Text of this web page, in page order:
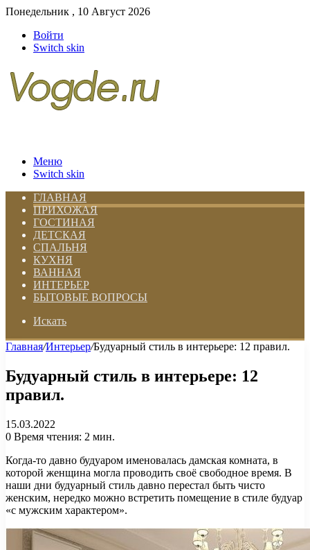
Понедельник , 10 Август 2026
Войти
Switch skin
Меню
Switch skin
ГЛАВНАЯ
ПРИХОЖАЯ
ГОСТИНАЯ
ДЕТСКАЯ
СПАЛЬНЯ
КУХНЯ
ВАННАЯ
ИНТЕРЬЕР
БЫТОВЫЕ ВОПРОСЫ
Искать
Главная/Интерьер/Будуарный стиль в интерьере: 12 правил.
Будуарный стиль в интерьере: 12
правил.
15.03.2022
0 Время чтения: 2 мин.
Когда-то давно будуаром именовалась дамская комната, в
которой женщина могла проводить своё свободное время. В
наши дни будуарный стиль давно перестал быть чисто
женским, нередко можно встретить помещение в стиле будуар
«с мужским характером».